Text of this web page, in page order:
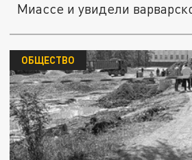
Миассе и увидели
ОБЩЕСТВО